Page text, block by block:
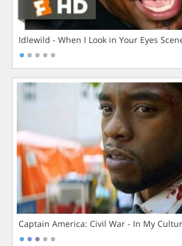
Idlewild - When I Look in Your Eyes
Captain America: Civil War - In My